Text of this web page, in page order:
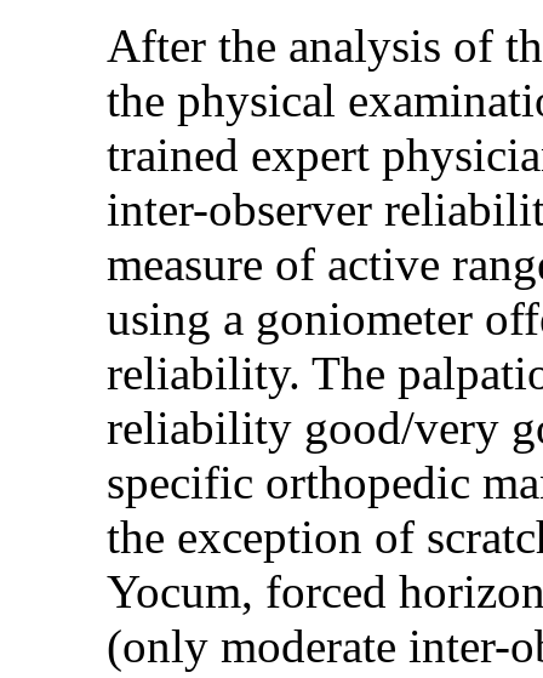
After the analysis of
the physical
trained expert
inter-observer
measure of active
using a goniometer
reliability. The
reliability good/very
specific orthopedic
the exception of
Yocum, forced
(only moderate inter-